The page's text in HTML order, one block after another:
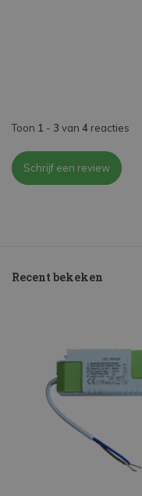
Toon 1 - 3 van 4 reacties
Schrijf een review
Recent bekeken